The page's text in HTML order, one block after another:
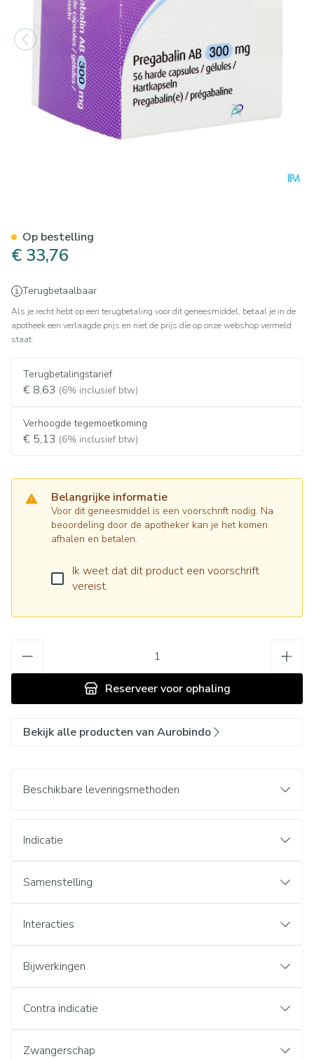
€ 33,76
Terugbetaalbaar
Als je recht hebt op een terugbetaling voor dit geneesmiddel, betaal je in de
apotheek een verlaagde prijs en niet de prijs die op onze webshop vermeld
staat.
Terugbetalingstarief
€ 8,63 (6% inclusief btw)
Verhoogde tegemoetkoming
€ 5,13 (6% inclusief btw)
Belangrijke informatie
Voor dit geneesmiddel is een voorschrift nodig. Na
beoordeling door de apotheker kan je het komen
afhalen en betalen.
Ik weet dat dit product een voorschrift
vereist.
Reserveervoor ophaling
Op bestelling
Bekijk alle producten van Aurobindo
Beschikbare leveringsmethoden
Indicatie
Samenstelling
Interacties
Bijwerkingen
Contra indicatie
Zwangerschap